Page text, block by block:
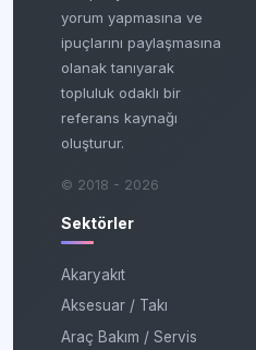
yorum yapmasına ve
ipuçlarını paylaşmasına
olanak tanıyarak
topluluk odaklı bir
referans kaynağı
oluşturur.
© 2018 - 2026
Sektörler
Akaryakıt
Aksesuar / Takı
Araç Bakım / Servis